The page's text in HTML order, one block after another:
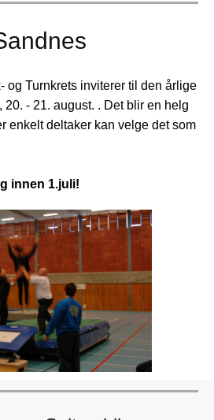
og Turnkrets inviterer til den årlige
20. - 21. august. . Det blir en helg
enkelt deltaker kan velge det som
innen 1.juli!